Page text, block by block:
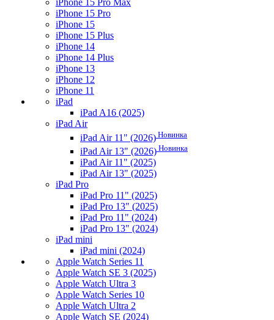
iPhone 15 Pro Max
iPhone 15 Pro
iPhone 15
iPhone 15 Plus
iPhone 14
iPhone 14 Plus
iPhone 13
iPhone 12
iPhone 11
iPad
iPad A16 (2025)
iPad Air
iPad Air 11" (2026) Новинка
iPad Air 13" (2026) Новинка
iPad Air 11" (2025)
iPad Air 13" (2025)
iPad Pro
iPad Pro 11" (2025)
iPad Pro 13" (2025)
iPad Pro 11" (2024)
iPad Pro 13" (2024)
iPad mini
iPad mini (2024)
Apple Watch Series 11
Apple Watch SE 3 (2025)
Apple Watch Ultra 3
Apple Watch Series 10
Apple Watch Ultra 2
Apple Watch SE (2024)